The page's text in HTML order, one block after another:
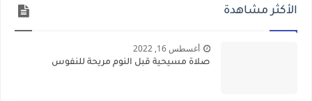
الأكثر مشاهدة
أغسطس 16, 2022
صلاة مسيحية قبل النوم مريحة للنفوس